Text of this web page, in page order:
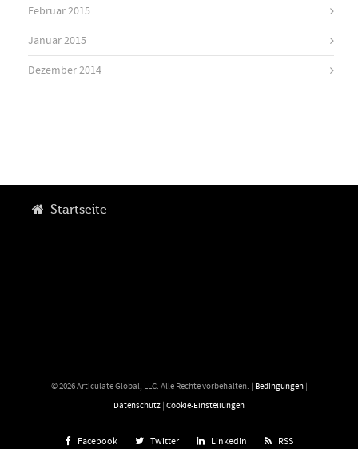
Februar 2015
Januar 2015
Dezember 2014
Startseite
© 2026 Articulate Global, LLC. Alle Rechte vorbehalten. | Bedingungen|
Datenschutz Cookie-Einstellungen
Facebook Twitter LinkedIn RSS